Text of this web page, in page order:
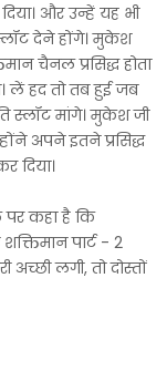
और उन्हें यह भी
देने होंगे। मुकेश
चैनल प्रसिद्ध होता
लें हद तो तब हुई जब
स्लॉट मांगे। मुकेश जी
अपने इतने प्रसिद्ध
दिया।
कहा है कि
पार्ट - 2
लगी, तो दोस्तों